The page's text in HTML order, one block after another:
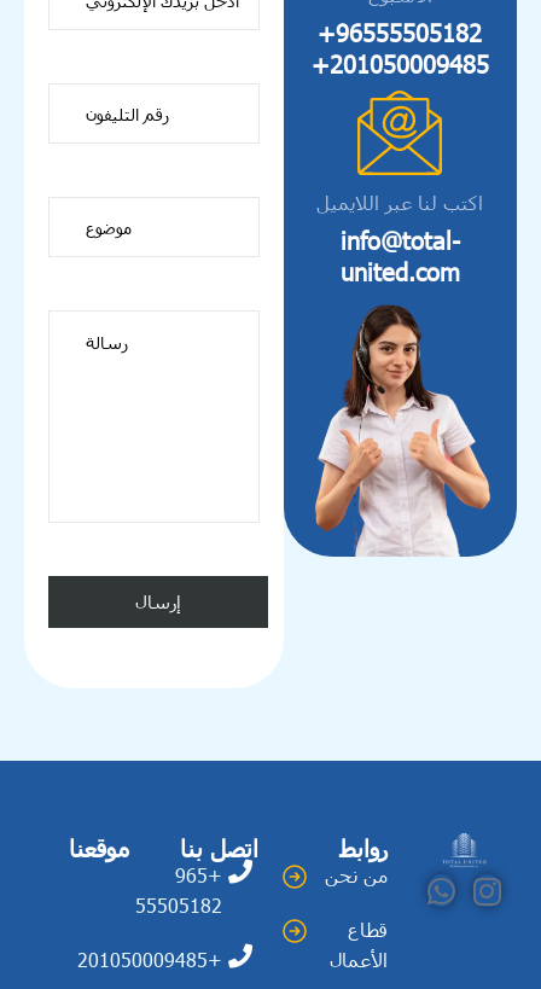
96555505182+
201050009485+
اكتب لنا عبر اللايميل
info@total-
united.com
روابط
من نحن
قطاع
الأعمال
اتصل بنا
+965
55505182
+201050009485
موقعنا